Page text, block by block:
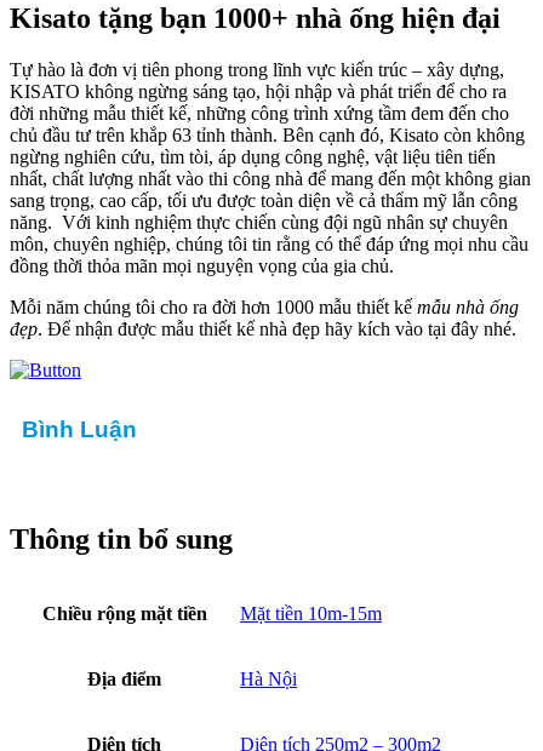
Kisato tặng bạn 1000+ nhà ống hiện đại
Tự hào là đơn vị tiên phong trong lĩnh vực kiến trúc – xây dựng,
KISATO không ngừng sáng tạo, hội nhập và phát triển để cho ra
đời những mẫu thiết kế, những công trình xứng tầm đem đến cho
chủ đầu tư trên khắp 63 tỉnh thành. Bên cạnh đó, Kisato còn không
ngừng nghiên cứu, tìm tòi, áp dụng công nghệ, vật liệu tiên tiến
nhất, chất lượng nhất vào thi công nhà để mang đến một không gian
sang trọng, cao cấp, tối ưu được toàn diện về cả thẩm mỹ lẫn công
năng. Với kinh nghiệm thực chiến cùng đội ngũ nhân sự chuyên
môn, chuyên nghiệp, chúng tôi tin rằng có thể đáp ứng mọi nhu cầu
đồng thời thỏa mãn mọi nguyện vọng của gia chủ.
Mỗi năm chúng tôi cho ra đời hơn 1000 mẫu thiết kế mẫu nhà ống
đẹp. Để nhận được mẫu thiết kế nhà đẹp hãy kích vào tại đây nhé.
Bình Luận
Thông tin bổ sung
Chiều rộng mặt tiền Mặt tiền 10m-15m
Địa điểm Hà Nội
Diện tích Diện tích 250m2 – 300m2